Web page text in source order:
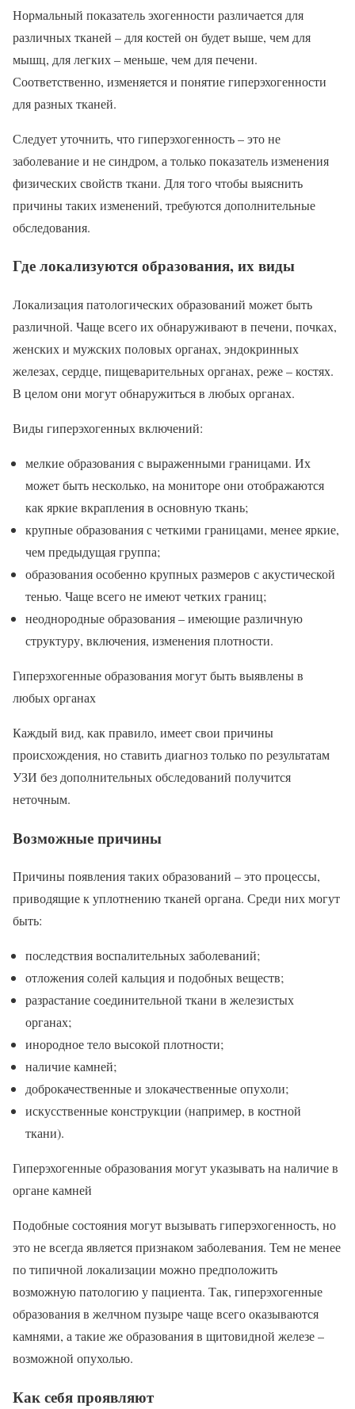
Нормальный показатель эхогенности различается для
различных тканей – для костей он будет выше, чем для
мышц, для легких – меньше, чем для печени.
Соответственно, изменяется и понятие гиперэхогенности
для разных тканей.
Следует уточнить, что гиперэхогенность – это не
заболевание и не синдром, а только показатель изменения
физических свойств ткани. Для того чтобы выяснить
причины таких изменений, требуются дополнительные
обследования.
Где локализуются образования, их виды
Локализация патологических образований может быть
различной. Чаще всего их обнаруживают в печени, почках,
женских и мужских половых органах, эндокринных
железах, сердце, пищеварительных органах, реже – костях.
В целом они могут обнаружиться в любых органах.
Виды гиперэхогенных включений:
мелкие образования с выраженными границами. Их
может быть несколько, на мониторе они отображаются
как яркие вкрапления в основную ткань;
крупные образования с четкими границами, менее яркие,
чем предыдущая группа;
образования особенно крупных размеров с акустической
тенью. Чаще всего не имеют четких границ;
неоднородные образования – имеющие различную
структуру, включения, изменения плотности.
Гиперэхогенные образования могут быть выявлены в
любых органах
Каждый вид, как правило, имеет свои причины
происхождения, но ставить диагноз только по результатам
УЗИ без дополнительных обследований получится
неточным.
Возможные причины
Причины появления таких образований – это процессы,
приводящие к уплотнению тканей органа. Среди них могут
быть:
последствия воспалительных заболеваний;
отложения солей кальция и подобных веществ;
разрастание соединительной ткани в железистых
органах;
инородное тело высокой плотности;
наличие камней;
доброкачественные и злокачественные опухоли;
искусственные конструкции (например, в костной
ткани).
Гиперэхогенные образования могут указывать на наличие в
органе камней
Подобные состояния могут вызывать гиперэхогенность, но
это не всегда является признаком заболевания. Тем не менее
по типичной локализации можно предположить
возможную патологию у пациента. Так, гиперэхогенные
образования в желчном пузыре чаще всего оказываются
камнями, а такие же образования в щитовидной железе –
возможной опухолью.
Как себя проявляют